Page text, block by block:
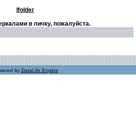
Ifolder
в личку, пожалуйста.
by DataLife Engine